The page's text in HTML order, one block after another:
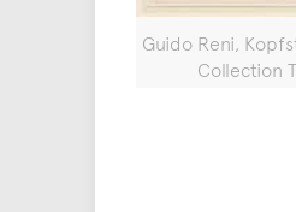
Guido Reni,
Collection